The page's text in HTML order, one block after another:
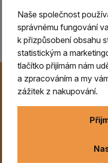
Jste tu
Novinky
Už nikdy nezmeškejte
nabídky.
Naše společnost
správnému fungování
k přizpůsobení obsahu
statistickým a
tlačítko přijímám nám
a zpracováním a my
zážitek z nakupování.